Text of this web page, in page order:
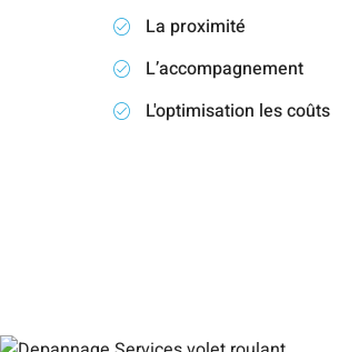
La proximité
L’accompagnement
L'optimisation les coûts